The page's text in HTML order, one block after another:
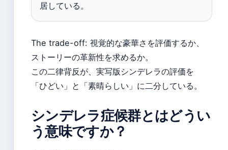
居している。
The trade-off: 視覚的な豪華さを評価するか、
ストーリーの革新性を求めるか。
この二律背反が、実写版シンデレラの評価を
「ひどい」と「素晴らしい」に二分している。
シンデレラ症候群とはどうい
う意味ですか？